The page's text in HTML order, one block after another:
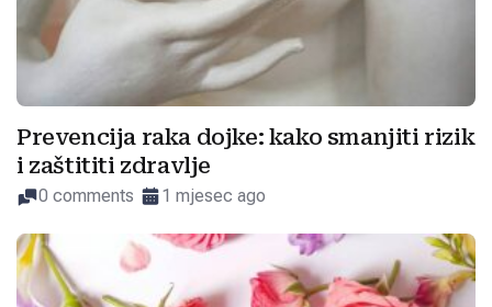
Prevencija raka dojke: kako smanjiti rizik
i zaštititi zdravlje
0 comments 1 mjesec ago